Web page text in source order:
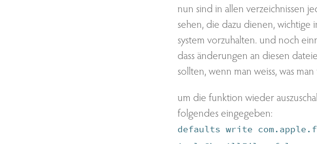
nun sind in allen verzeichnissen
sehen, die dazu dienen, wichtige
system vorzuhalten. und noch
dass änderungen an diesen
sollten, wenn man weiss, was
um die funktion wieder
folgendes eingegeben:
defaults write